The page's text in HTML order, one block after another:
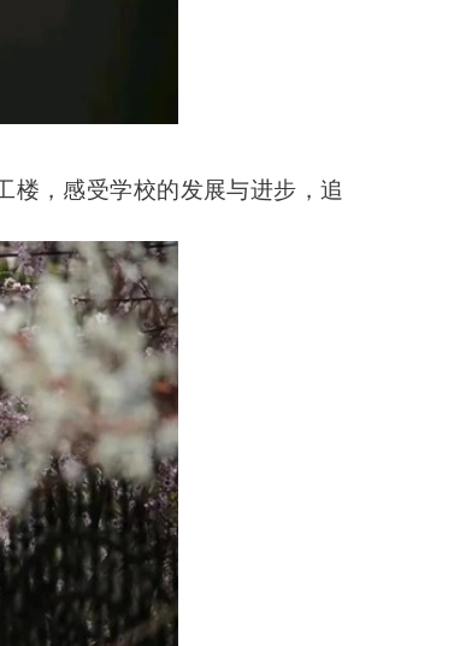
，感受学校的发展与进步，追